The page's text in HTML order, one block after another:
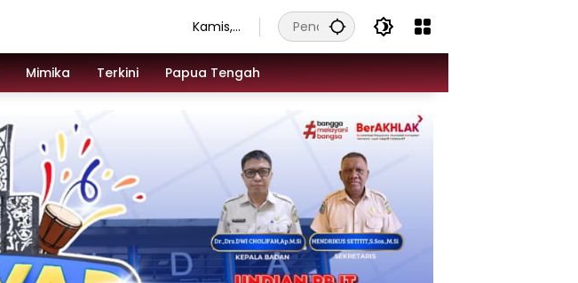
Kamis,
Agustu
s 2026
Mimika Terkini Papua Tengah